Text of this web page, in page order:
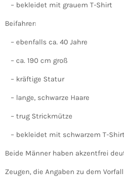
– bekleidet mit grauem T-Shirt
Beifahrer:
– ebenfalls ca. 40 Jahre
– ca. 190 cm groß
– kräftige Statur
– lange, schwarze Haare
– trug Strickmütze
– bekleidet mit schwarzem T-
Beide Männer haben akzentfrei
Zeugen, die Angaben zu dem